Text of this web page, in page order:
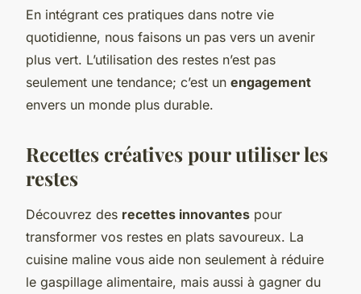
En intégrant ces pratiques dans notre vie
quotidienne, nous faisons un pas vers un avenir
plus vert. L’utilisation des restes n’est pas
seulement une tendance; c’est un engagement
envers un monde plus durable.
Recettes créatives pour utiliser les
restes
Découvrez des recettes innovantes pour
transformer vos restes en plats savoureux. La
cuisine maline vous aide non seulement à réduire
le gaspillage alimentaire, mais aussi à gagner du